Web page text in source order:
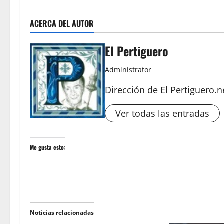
ACERCA DEL AUTOR
El Pertiguero
Administrator
Dirección de El
Ver todas las entradas
Me gusta esto:
Noticias relacionadas